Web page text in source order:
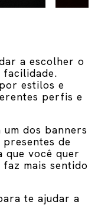
a escolher o
facilidade.
estilos e
perfis e
dos banners
de
que você quer
mais sentido
te ajudar a